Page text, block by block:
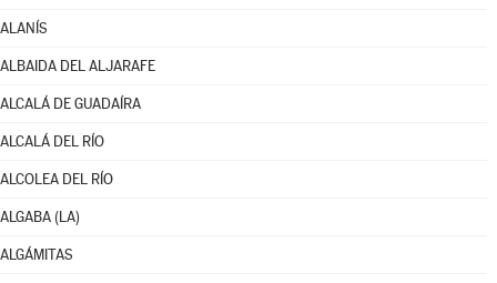
ALANÍS
ALBAIDA DEL ALJARAFE
ALCALÁ DE GUADAÍRA
ALCALÁ DEL RÍO
ALCOLEA DEL RÍO
ALGABA (LA)
ALGÁMITAS